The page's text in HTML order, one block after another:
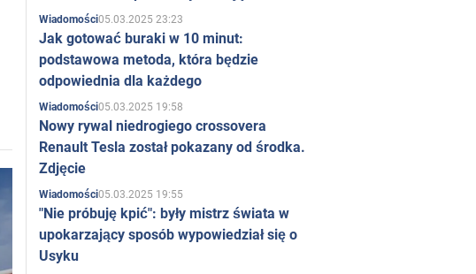
Wiadomości05.03.2025 23:23
Jak gotować buraki w 10 minut:
podstawowa metoda, która będzie
odpowiednia dla każdego
Wiadomości05.03.2025 19:58
Nowy rywal niedrogiego crossovera
Renault Tesla został pokazany od środka.
Zdjęcie
Wiadomości05.03.2025 19:55
"Nie próbuję kpić": były mistrz świata w
upokarzający sposób wypowiedział się o
Usyku